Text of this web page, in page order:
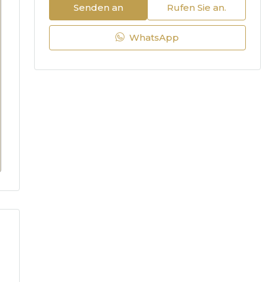
Senden an Rufen Sie an.
WhatsApp